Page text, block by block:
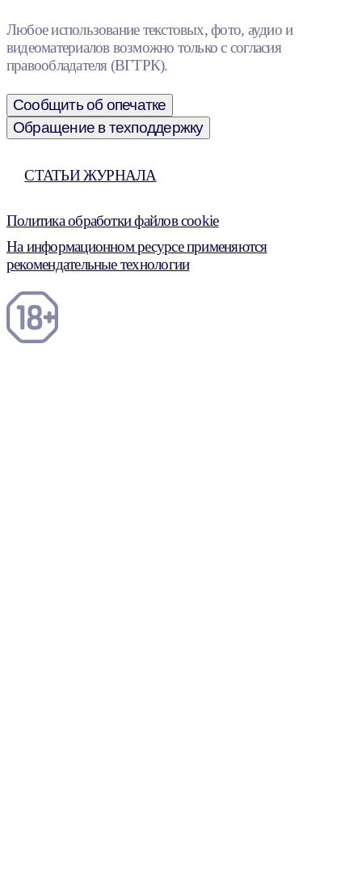
Любое использование текстовых, фото, аудио и
видеоматериалов возможно только с согласия
правообладателя (ВГТРК).
Сообщить об опечатке
Обращение в техподдержку
СТАТЬИ ЖУРНАЛА
Политика обработки файлов cookie
На информационном ресурсе применяются
рекомендательные технологии